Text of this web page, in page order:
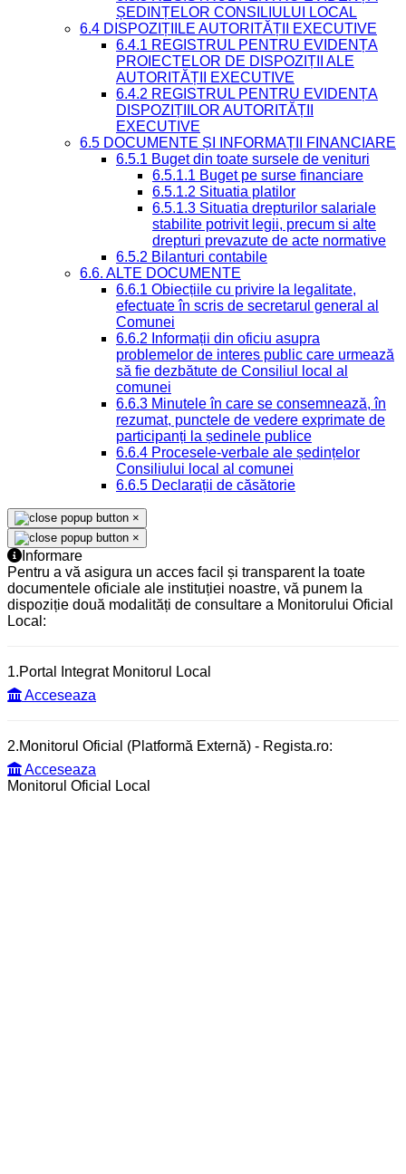
ȘEDINȚELOR CONSILIULUI LOCAL
6.4 DISPOZIȚIILE AUTORITĂȚII EXECUTIVE
6.4.1 REGISTRUL PENTRU EVIDENȚA
PROIECTELOR DE DISPOZIȚII ALE
AUTORITĂȚII EXECUTIVE
6.4.2 REGISTRUL PENTRU EVIDENȚA
DISPOZIȚIILOR AUTORITĂȚII
EXECUTIVE
6.5 DOCUMENTE ȘI INFORMAȚII FINANCIARE
6.5.1 Buget din toate sursele de venituri
6.5.1.1 Buget pe surse financiare
6.5.1.2 Situatia platilor
6.5.1.3 Situatia drepturilor salariale
stabilite potrivit legii, precum si alte
drepturi prevazute de acte normative
6.5.2 Bilanturi contabile
6.6. ALTE DOCUMENTE
6.6.1 Obiecțiile cu privire la legalitate,
efectuate în scris de secretarul general al
Comunei
6.6.2 Informații din oficiu asupra
problemelor de interes public care urmează
să fie dezbătute de Consiliul local al
comunei
6.6.3 Minutele în care se consemnează, în
rezumat, punctele de vedere exprimate de
participanți la ședinele publice
6.6.4 Procesele-verbale ale ședințelor
Consiliului local al comunei
6.6.5 Declarații de căsătorie
×
×
Informare
Pentru a vă asigura un acces facil și transparent la toate
documentele oficiale ale instituției noastre, vă punem la
dispoziție două modalități de consultare a Monitorului Oficial
Local:
1.Portal Integrat Monitorul Local
Acceseaza
2.Monitorul Oficial (Platformă Externă) - Regista.ro:
Acceseaza
Monitorul Oficial Local